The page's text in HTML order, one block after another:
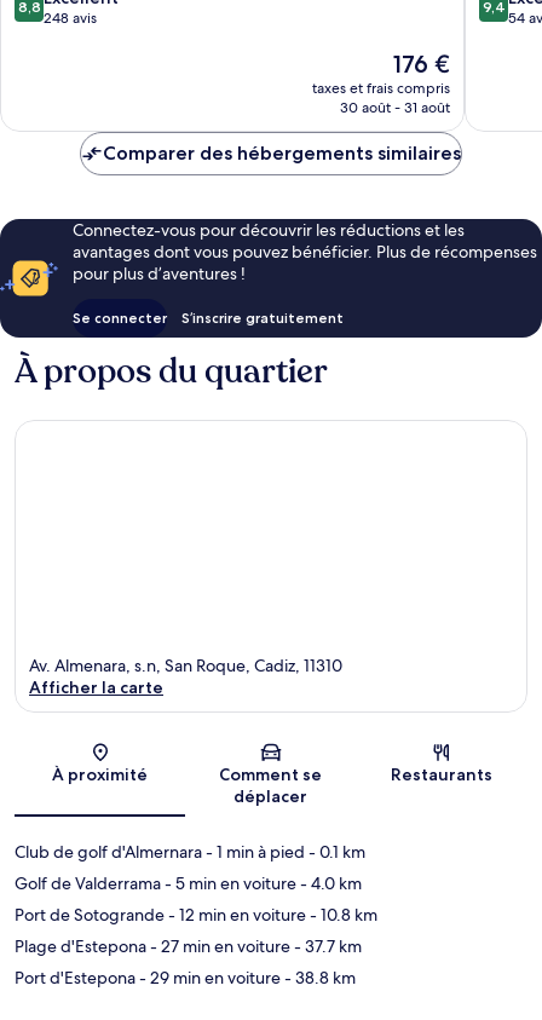
sur
8,8
248 avis
Le
nouveau
prix
de
176 €
taxes et frais compris
30 août - 31 août
Roque
sur
9,4
54
Comparer des hébergements similaires
Connectez-vous pour découvrir les réductions et les
avantages dont vous pouvez bénéficier. Plus de récompenses
pour plus d’aventures !
Se connecter S’inscrire gratuitement
À propos du quartier
Carte
Av. Almenara, s.n, San Roque, Cadiz, 11310
Afficher la carte
À proximité
Comment se
déplacer
Restaurants
Club de golf d'Almernara- 1 min à pied - 0.1 km
Golf de Valderrama- 5 min en voiture- 4.0 km
Port de Sotogrande- 12 min en voiture- 10.8 km
Plage d'Estepona- 27 min en voiture- 37.7 km
Port d'Estepona- 29 min en voiture- 38.8 km